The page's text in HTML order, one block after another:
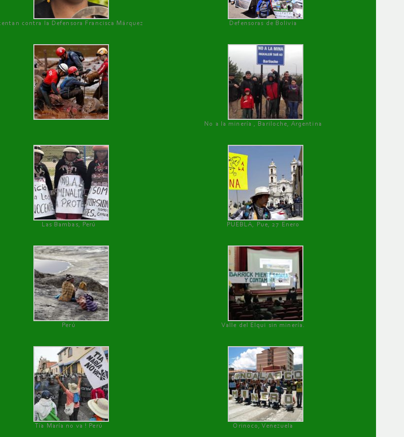
contra la Defensora Francisca Márquez Defensoras de Bolivia
No a la minería , Bariloche, Argentina
Las Bambas, Perú PUEBLA, Pue, 27 Enero
Perú Valle del Elqui sin minería.
Tía María no va ! Perú Orinoco, Venezuela